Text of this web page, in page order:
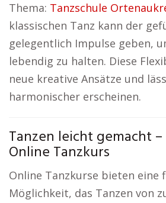
Thema: Tanzschule
klassischen Tanz kann der
gelegentlich Impulse geben,
lebendig zu halten. Diese
neue kreative Ansätze und
harmonischer erscheinen.
Tanzen leicht gemacht
Online Tanzkurs
Online Tanzkurse bieten eine
Möglichkeit, das Tanzen von